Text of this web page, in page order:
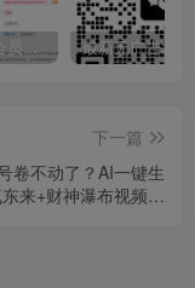
开通百盟网VIP会员，尊享全站资源免费下载，享70%的推广提成！！【限时五折优惠】
下一篇
卷不动了？AI一键生
来+财神瀑布视频，